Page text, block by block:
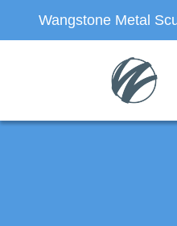
Wangstone Metal